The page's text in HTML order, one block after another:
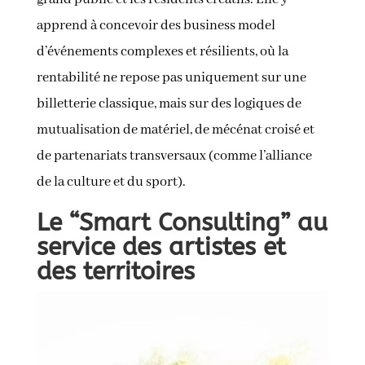
apprend à concevoir des business model
d’événements complexes et résilients, où la
rentabilité ne repose pas uniquement sur une
billetterie classique, mais sur des logiques de
mutualisation de matériel, de mécénat croisé et
de partenariats transversaux (comme l’alliance
de la culture et du sport).
Le “Smart Consulting” au
service des artistes et
des territoires